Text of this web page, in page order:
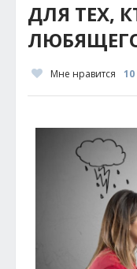
ДЛЯ ТЕХ,
Мне нравится 10